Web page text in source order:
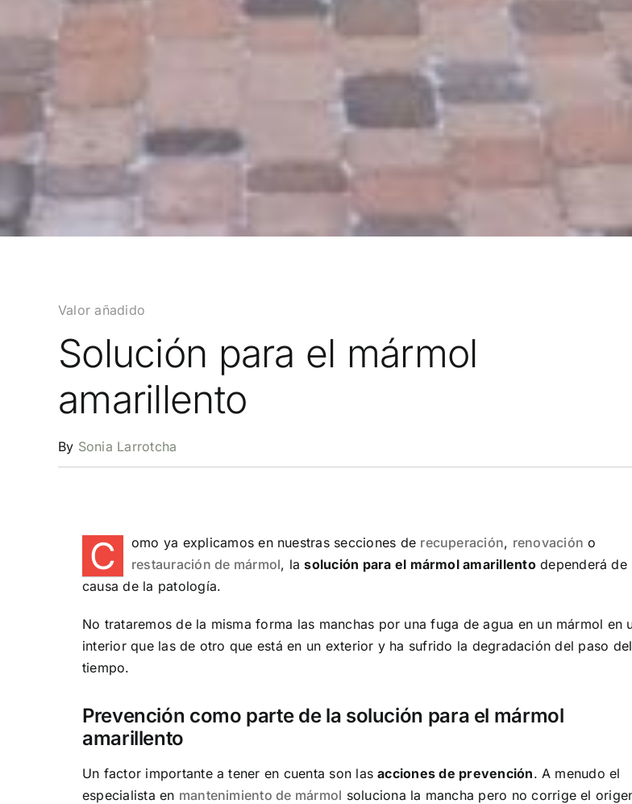
Valor añadido
Solución para el mármol
amarillento
By Sonia Larrotcha
C omo ya explicamos en nuestras secciones de recuperación, renovación o
restauración de mármol, lasolución para el mármol amarillentodependerá de
causa de la patología.
No trataremos de la misma forma las manchas por una fuga de agua en un mármol en
interior que las de otro que está en un exterior y ha sufrido la degradación del paso del
tiempo.
Prevención como parte de la solución para el mármol
amarillento
Un factor importante a tener en cuenta son lasacciones de prevención. A menudo el
especialista en mantenimiento de mármol soluciona la mancha pero no corrige el